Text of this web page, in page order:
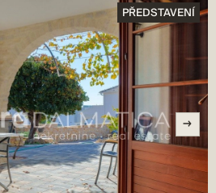
PŘEDSTAVENÍ